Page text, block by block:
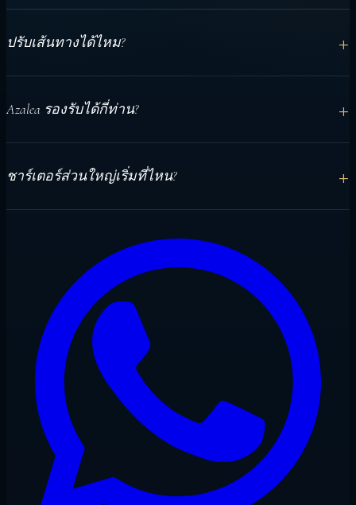
ปรับเส้นทางได้ไหม? +
ได้ เส้นทางวางแผนตามวันที่ สภาพอากาศ ผู้เดินทาง และ
Azalea รองรับได้กี่ท่าน? +
สูงสุด 18 ท่านใน 9 เคบินส่วนตัวพร้อมห้องน้ำ
ชาร์เตอร์ส่วนใหญ่เริ่มที่ไหน? +
เฟอร์ไปยังจุดจอดแรก